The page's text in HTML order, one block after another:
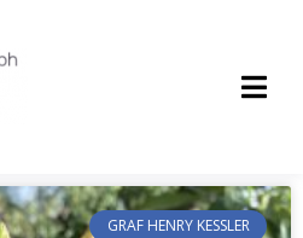
GRAF HENRY KESSLER